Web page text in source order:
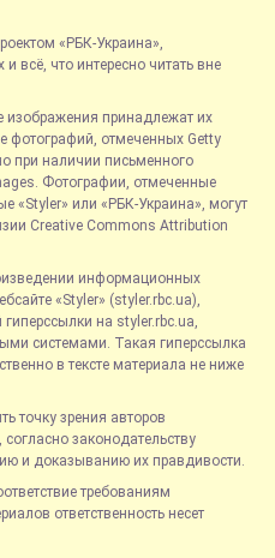
«РБК-Украина»,
всё, что интересно читать вне
изображения принадлежат их
фотографий, отмеченных Getty
при наличии письменного
Фотографии, отмеченные
«Styler» или «РБК-Украина», могут
Creative Commons Attribution
информационных
«Styler» (styler.rbc.ua),
на styler.rbc.ua,
системами. Такая гиперссылка
в тексте материала не ниже
точку зрения авторов
законодательству
и доказыванию их правдивости.
требованиям
ответственность несет